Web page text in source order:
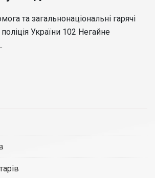
та загальнонаціональні гарячі
поліція України 102 Негайне